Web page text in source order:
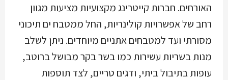
האורחים. חברות קייטרינג מקצועיות מציעות מגוון
רחב של אפשרויות קולינריות, החל ממטבח ים תיכוני
מסורתי ועד למטבחים אתניים מיוחדים. ניתן לשלב
מנות בשריות עשירות כמו בשר בקר מבושל ברוטב,
עופות בתיבול ביתי, ודגים טריים, לצד תוספות